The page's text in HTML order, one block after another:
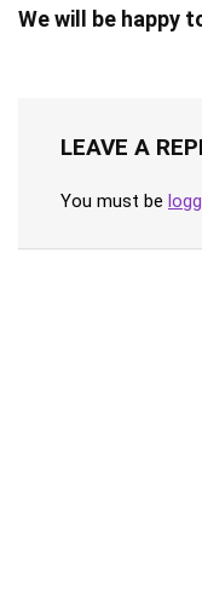
We will be happy
LEAVE A
You must be